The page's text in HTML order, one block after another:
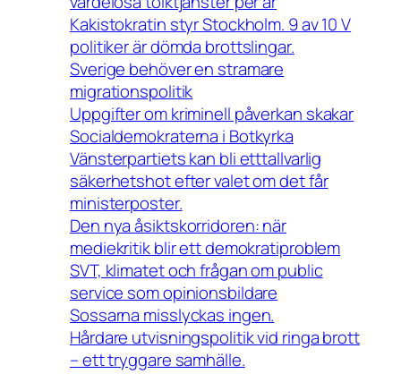
Kakistokratin styr Stockholm. 9 av 10 V
politiker är dömda brottslingar.
Sverige behöver en stramare
migrationspolitik
Uppgifter om kriminell påverkan skakar
Socialdemokraterna i Botkyrka
Vänsterpartiets kan bli etttallvarlig
säkerhetshot efter valet om det får
ministerposter.
Den nya åsiktskorridoren: när
mediekritik blir ett demokratiproblem
SVT, klimatet och frågan om public
service som opinionsbildare
Sossarna misslyckas ingen.
Hårdare utvisningspolitik vid ringa brott
– ett tryggare samhälle.